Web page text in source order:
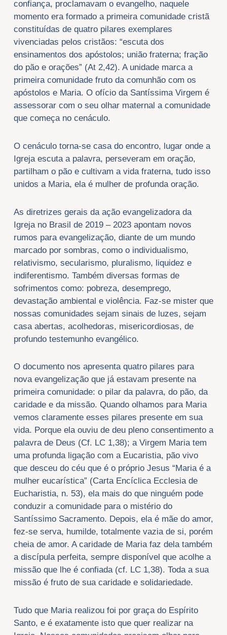
confiança, proclamavam o evangelho, naquele
momento era formado a primeira comunidade cristã
constituídas de quatro pilares exemplares
vivenciadas pelos cristãos: “escuta dos
ensinamentos dos apóstolos; união fraterna; fração
do pão e orações” (At 2,42). A unidade marca a
primeira comunidade fruto da comunhão com os
apóstolos e Maria. O ofício da Santíssima Virgem é
assessorar com o seu olhar maternal a comunidade
que começa no cenáculo.
O cenáculo torna-se casa do encontro, lugar onde a
Igreja escuta a palavra, perseveram em oração,
partilham o pão e cultivam a vida fraterna, tudo isso
unidos a Maria, ela é mulher de profunda oração.
As diretrizes gerais da ação evangelizadora da
Igreja no Brasil de 2019 – 2023 apontam novos
rumos para evangelização, diante de um mundo
marcado por sombras, como o individualismo,
relativismo, secularismo, pluralismo, liquidez e
indiferentismo. Também diversas formas de
sofrimentos como: pobreza, desemprego,
devastação ambiental e violência. Faz-se mister que
nossas comunidades sejam sinais de luzes, sejam
casa abertas, acolhedoras, misericordiosas, de
profundo testemunho evangélico.
O documento nos apresenta quatro pilares para
nova evangelização que já estavam presente na
primeira comunidade: o pilar da palavra, do pão, da
caridade e da missão. Quando olhamos para Maria
vemos claramente esses pilares presente em sua
vida. Porque ela ouviu de deu pleno consentimento a
palavra de Deus (Cf. LC 1,38); a Virgem Maria tem
uma profunda ligação com a Eucaristia, pão vivo
que desceu do céu que é o próprio Jesus “Maria é a
mulher eucarística” (Carta Encíclica Ecclesia de
Eucharistia, n. 53), ela mais do que ninguém pode
conduzir a comunidade para o mistério do
Santíssimo Sacramento. Depois, ela é mãe do amor,
fez-se serva, humilde, totalmente vazia de si, porém
cheia de amor. A caridade de Maria faz dela também
a discípula perfeita, sempre disponível que acolhe a
missão que lhe é confiada (cf. LC 1,38). Toda a sua
missão é fruto de sua caridade e solidariedade.
Tudo que Maria realizou foi por graça do Espírito
Santo, e é exatamente isto que quer realizar na